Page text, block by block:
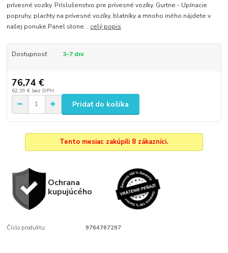
prívesné vozíky. Príslušenstvo pre prívesné vozíky. Gurtne - Upínacie
popruhy, plachty na prívesné vozíky, blatníky a mnoho iného nájdete v
našej ponuke.Panel słone... celý popis
Dostupnosť 3-7 dni
76,74 €
62,39 € bez DPH
Pridať do košíka
Tento mesiac zakúpili 8 zákazníci.
Ochrana
kupujúcého
Číslo produktu: 9764767297